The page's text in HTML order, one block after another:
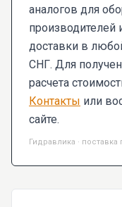
аналогов для
производителей
доставки в
СНГ. Для
расчета
Контакты или
сайте.
Гидравлика ·